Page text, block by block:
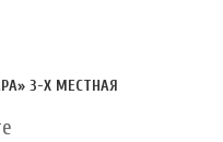
3-Х МЕСТНАЯ